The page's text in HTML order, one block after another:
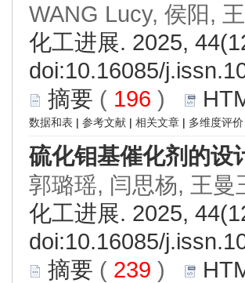
WANG Lucy, 侯阳,
化工进展. 2025,
doi:10.16085/
摘要 ( 196 )
数据和表 | 参考文献 | 相关文章 | 多维度评价
硫化钼基催化剂的设
郭璐瑶, 闫思杨, 王曼
化工进展. 2025,
doi:10.16085/
摘要 ( 239 )